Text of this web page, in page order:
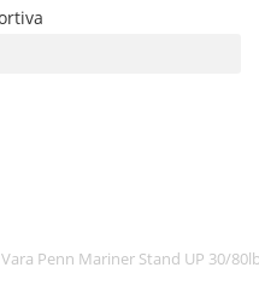
Vara Penn Mariner Stand UP 30/